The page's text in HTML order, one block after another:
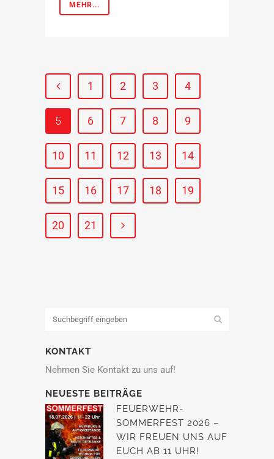
MEHR...
1 2 3 4
5 6 7 8 9
10 11 12 13 14
15 16 17 18 19
20 21
KONTAKT
Nehmen Sie Kontakt zu uns auf!
NEUESTE BEITRÄGE
FEUERWEHR-
SOMMERFEST 2026 –
WIR FREUEN UNS AUF
EUCH AB 11 UHR!